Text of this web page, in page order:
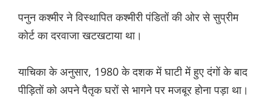
पनुन कश्मीर ने विस्थापित कश्मीरी पंडितों की ओर से सुप्रीम
कोर्ट का दरवाजा खटखटाया था।
याचिका के अनुसार, 1980 के दशक में घाटी में हुए दंगों के बाद
पीड़ितों को अपने पैतृक घरों से भागने पर मजबूर होना पड़ा था।